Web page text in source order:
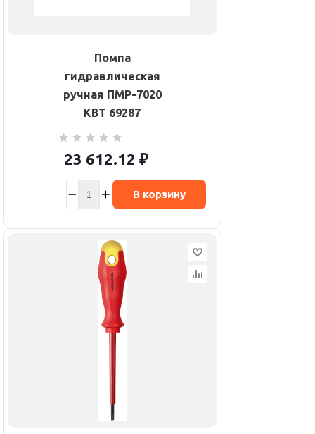
Помпа
гидравлическая
ручная ПМР-7020
КВТ 69287
23 612.12 ₽
В корзину